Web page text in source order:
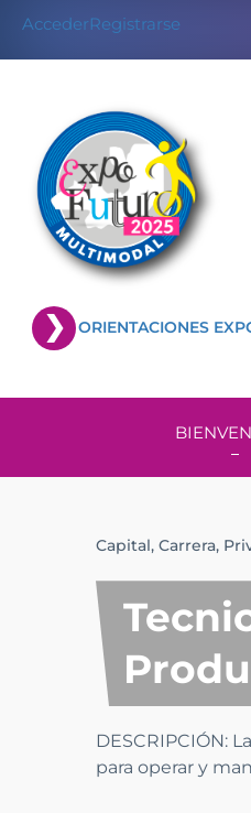
AccederRegistrarse
ORIENTACIONES
Capital, Carrera,
DESCRIPCIÓN:
para operar y